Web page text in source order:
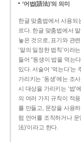
‘어법(語法)’의 의미
한글 맞춤법에서 사용되
르다. 한글 맞춤법에서
놓은 것으로, 표기와 관
‘말의 일정한 법칙’이라
들어 “동생이 밥을 먹는
있다. 서술어 ‘먹는다’
가리키는 ‘동생’에는 조
시 대상을 가리키는 ‘밥’
의 여러 가지 규칙이 적
를 만들고, 문장을 사용
럼 언어를 조직하거나
法)’이라고 한다.